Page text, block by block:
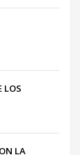
LOS
LA